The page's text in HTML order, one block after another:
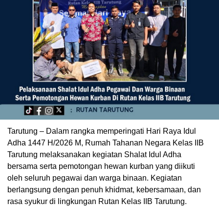
Tarutung – Dalam rangka memperingati Hari Raya Idul
Adha 1447 H/2026 M, Rumah Tahanan Negara Kelas IIB
Tarutung melaksanakan kegiatan Shalat Idul Adha
bersama serta pemotongan hewan kurban yang diikuti
oleh seluruh pegawai dan warga binaan. Kegiatan
berlangsung dengan penuh khidmat, kebersamaan, dan
rasa syukur di lingkungan Rutan Kelas IIB Tarutung.